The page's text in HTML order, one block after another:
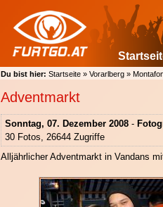
Du bist hier: Startseite » Vorarlberg »
Adventmarkt
Sonntag, 07. Dezember 2008 -
30 Fotos, 26644 Zugriffe
Alljährlicher Adventmarkt in Vandans